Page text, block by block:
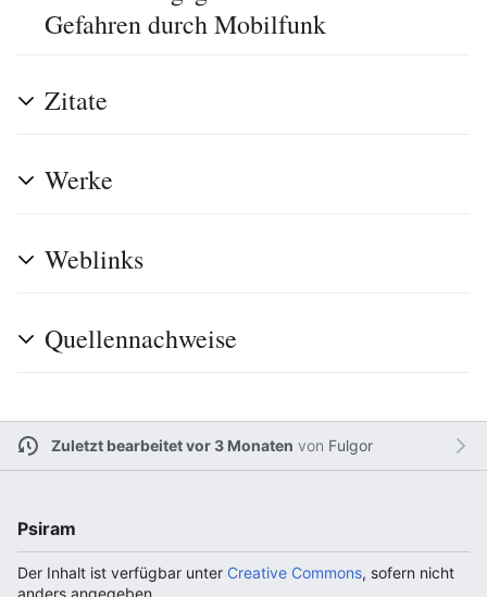
Gefahren durch Mobilfunk
Zitate
Werke
Weblinks
Quellennachweise
Zuletzt bearbeitet vor 3 Monaten von Fulgor
Psiram
Der Inhalt ist verfügbar unter Creative Commons, sofern nicht
anders angegeben.